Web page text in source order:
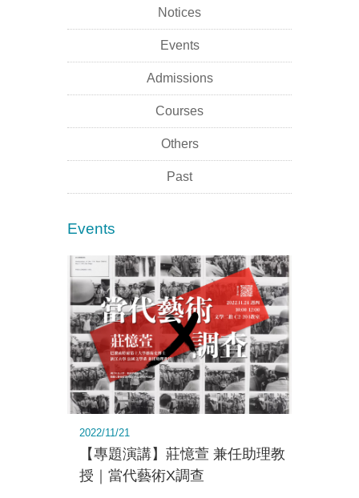
Notices
Events
Admissions
Courses
Others
Past
Events
2022/11/21
【專題演講】莊憶萱 兼任助理教
授｜當代藝術X調查